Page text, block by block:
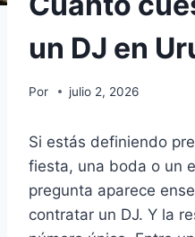
un DJ en
Por julio 2, 2026
Si estás definiendo
fiesta, una boda o un
pregunta aparece
contratar un DJ. Y la